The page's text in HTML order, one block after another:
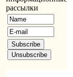
рассылки